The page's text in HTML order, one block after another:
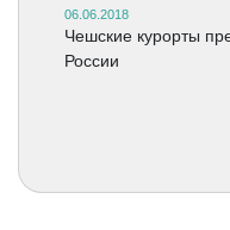
06.06.2018
Чешские курорты
России